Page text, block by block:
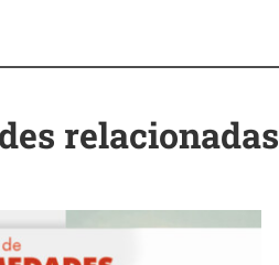
relacionadas